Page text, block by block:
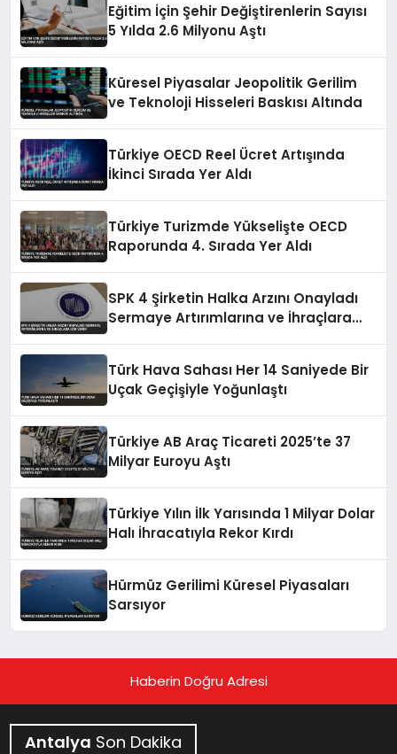
Eğitim İçin Şehir Değiştirenlerin Sayısı
5 Yılda 2.6 Milyonu Aştı
Küresel Piyasalar Jeopolitik Gerilim
ve Teknoloji Hisseleri Baskısı Altında
Türkiye OECD Reel Ücret Artışında
İkinci Sırada Yer Aldı
Türkiye Turizmde Yükselişte OECD
Raporunda 4. Sırada Yer Aldı
SPK 4 Şirketin Halka Arzını Onayladı
Sermaye Artırımlarına ve İhraçlara
Türk Hava Sahası Her 14 Saniyede Bir
Uçak Geçişiyle Yoğunlaştı
Türkiye AB Araç Ticareti 2025’te 37
Milyar Euroyu Aştı
Türkiye Yılın İlk Yarısında 1 Milyar Dolar
Halı İhracatıyla Rekor Kırdı
Hürmüz Gerilimi Küresel Piyasaları
Sarsıyor
Haberin Doğru Adresi
Antalya Son Dakika